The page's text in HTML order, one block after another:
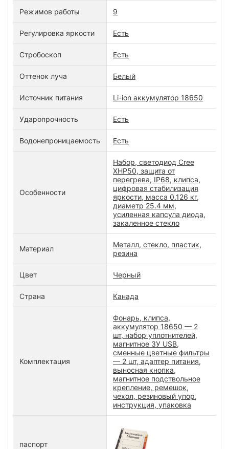
Режимов работы 9
Регулировка яркости Есть
Стробоскоп Есть
Оттенок луча Белый
Источник питания Li-ion аккумулятор 18650
Ударопрочность Есть
Водонепроницаемость Есть
Особенности
Набор, светодиод Cree
XHP50, защита от
перегрева, IP68, клипса,
цифровая стабилизация
яркости, масса 0.126 кг,
диаметр 25.4 мм,
усиленная капсула диода,
закаленное стекло
Материал
Металл, стекло, пластик,
резина
Цвет Черный
Страна Канада
Комплектация
Фонарь, клипса,
аккумулятор 18650 — 2
шт, набор уплотнителей,
магнитное ЗУ USB,
сменные цветные фильтры
— 2 шт, адаптер питания,
выносная кнопка,
магнитное подствольное
крепление, ремешок,
чехол, резиновый упор,
инструкция, упаковка
паспорт